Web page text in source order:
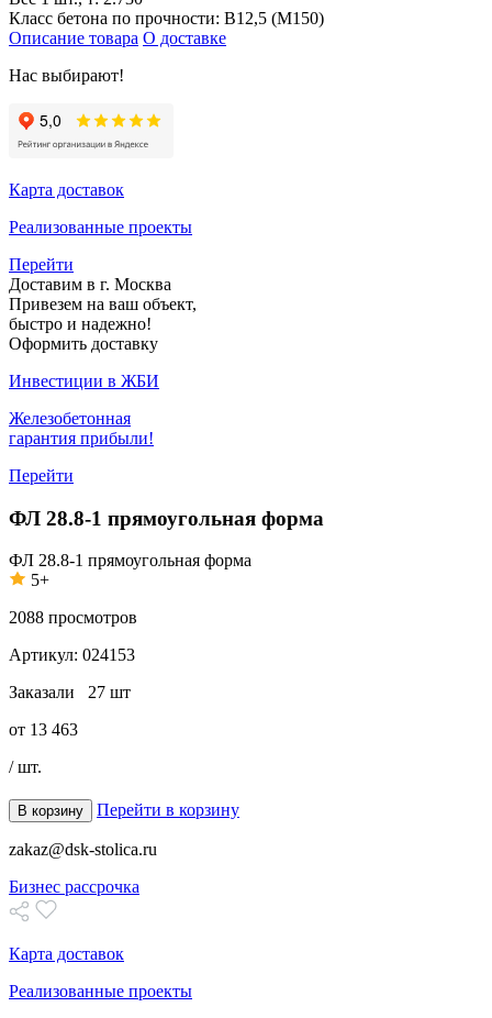
Класс бетона по прочности: В12,5 (М150)
Описание товара О доставке
Нас выбирают!
Карта доставок
Реализованные проекты
Перейти
Доставим в г. Москва
Привезем на ваш объект,
быстро и надежно!
Оформить доставку
Инвестиции в ЖБИ
Железобетонная
гарантия прибыли!
Перейти
ФЛ 28.8-1 прямоугольная форма
ФЛ 28.8-1 прямоугольная форма
5+
2088 просмотров
Артикул: 024153
Заказали 27 шт
от 13 463
/ шт.
В корзину Перейти в корзину
zakaz@dsk-stolica.ru
Бизнес рассрочка
Карта доставок
Реализованные проекты